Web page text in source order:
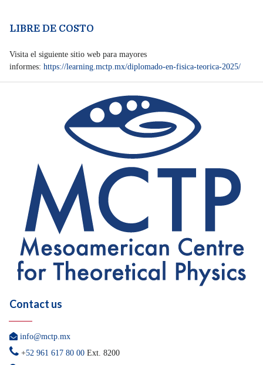
LIBRE DE COSTO
Visita el siguiente sitio web para mayores
informes: https://learning.mctp.mx/diplomado-en-fisica-teorica-2025/
Contact us
 info@mctp.mx
 +52 961 617 80 00 Ext. 8200